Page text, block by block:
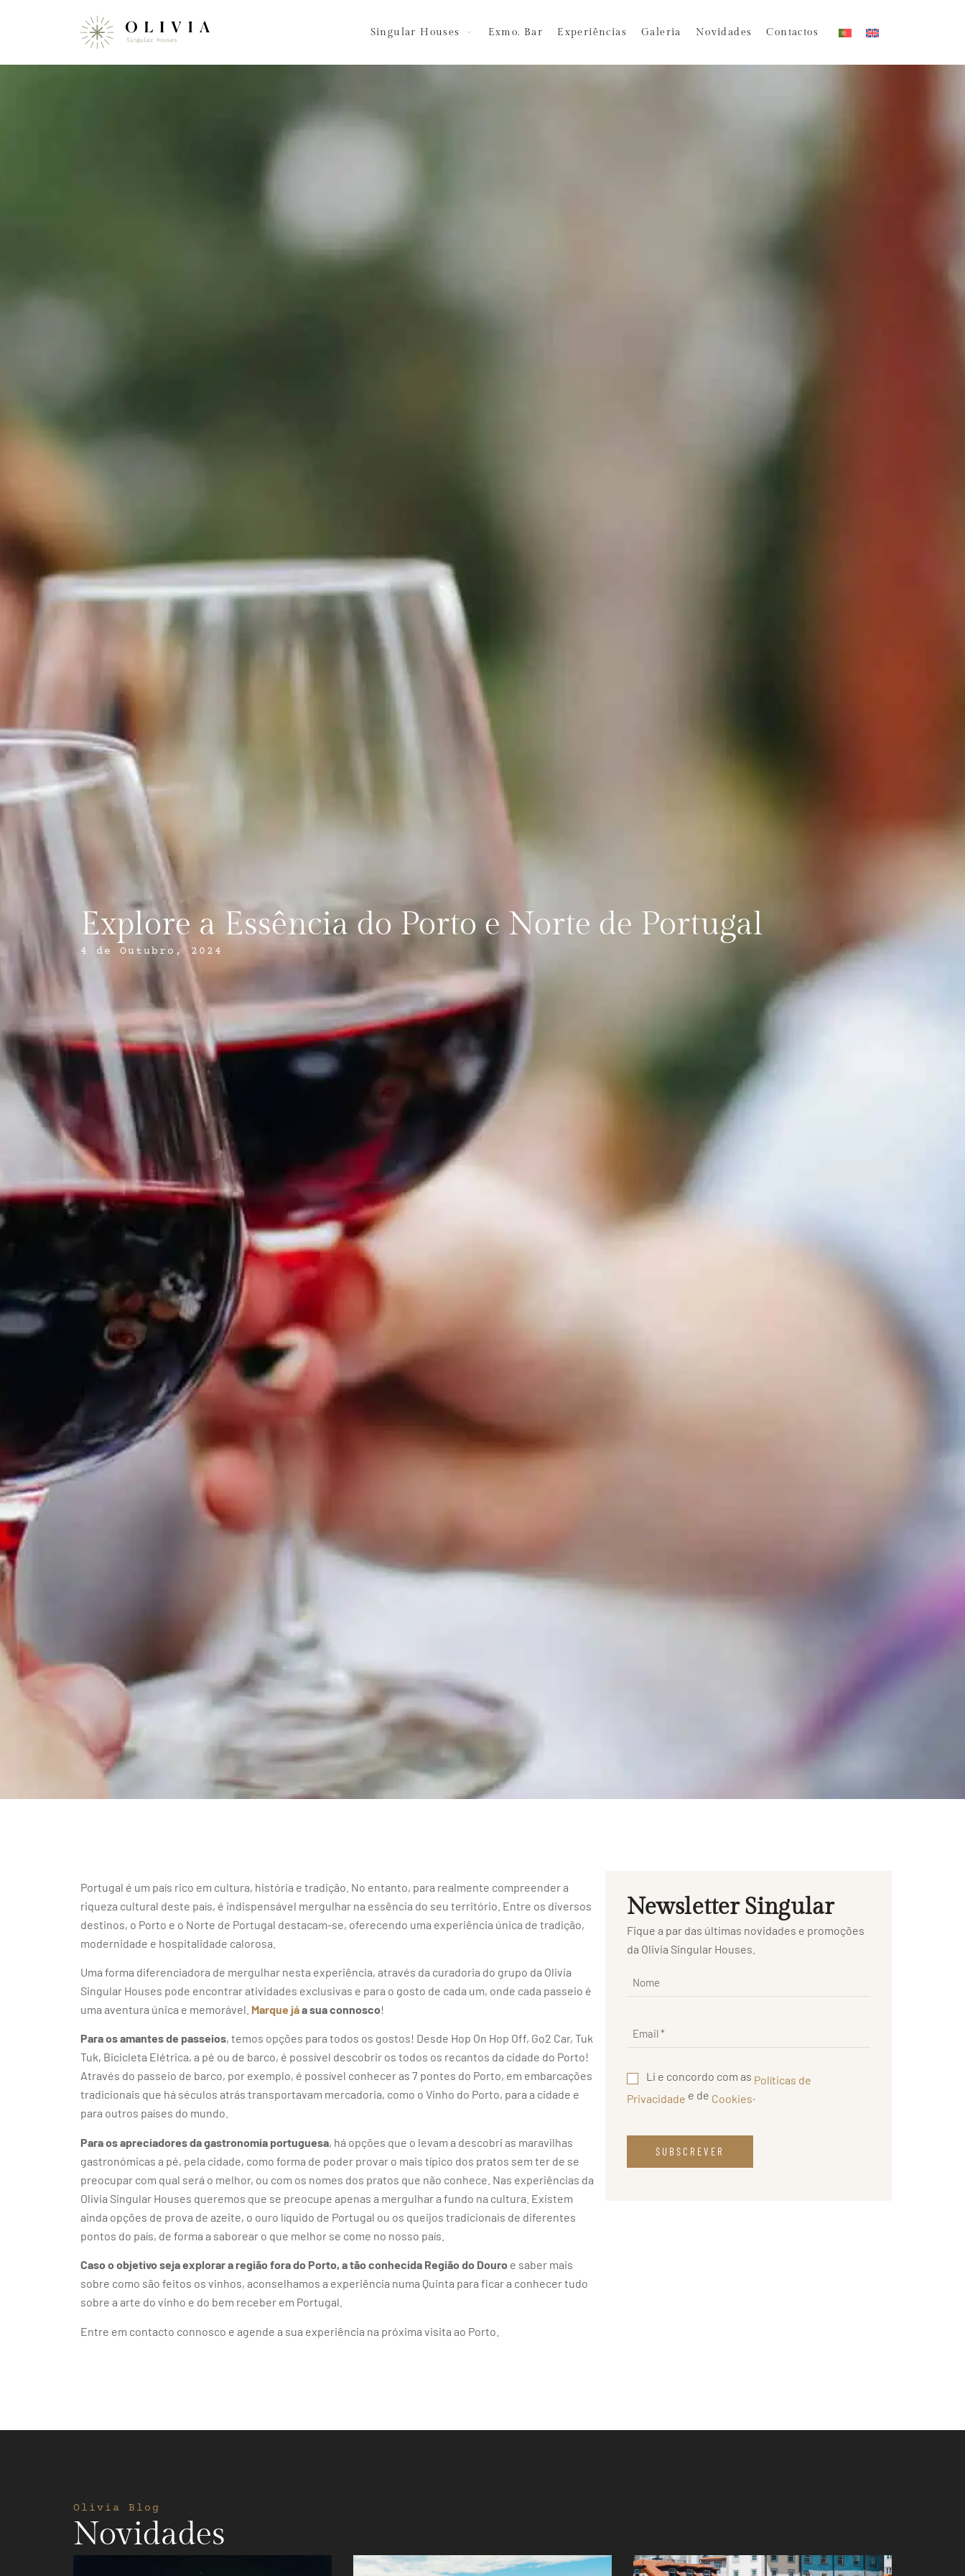
Singular Houses Exmo. Bar Experiências Galeria Novidades Contactos
Explore a Essência do Porto e Norte de Portugal
4 de Outubro, 2024
Portugal é um país rico em cultura, história e tradição. No entanto, para realmente compreender a
riqueza cultural deste país, é indispensável mergulhar na essência do seu território. Entre os diversos
destinos, o Porto e o Norte de Portugal destacam-se, oferecendo uma experiência única de tradição,
modernidade e hospitalidade calorosa.
Uma forma diferenciadora de mergulhar nesta experiência, através da curadoria do grupo da Olivia
Singular Houses pode encontrar atividades exclusivas e para o gosto de cada um, onde cada passeio é
uma aventura única e memorável. Marque jáa sua connosco!
Para os amantes de passeios, temos opções para todos os gostos! Desde Hop On Hop Off, Go2 Car, Tuk
Tuk, Bicicleta Elétrica, a pé ou de barco, é possível descobrir os todos os recantos da cidade do Porto!
Através do passeio de barco, por exemplo, é possível conhecer as 7 pontes do Porto, em embarcações
tradicionais que há séculos atrás transportavam mercadoria, como o Vinho do Porto, para a cidade e
para outros países do mundo.
Para os apreciadores da gastronomia portuguesa, há opções que o levam a descobri as maravilhas
gastronómicas a pé, pela cidade, como forma de poder provar o mais típico dos pratos sem ter de se
preocupar com qual será o melhor, ou com os nomes dos pratos que não conhece. Nas experiências da
Olivia Singular Houses queremos que se preocupe apenas a mergulhar a fundo na cultura. Existem
ainda opções de prova de azeite, o ouro líquido de Portugal ou os queijos tradicionais de diferentes
pontos do país, de forma a saborear o que melhor se come no nosso país.
Caso o objetivo seja explorar a região fora do Porto, a tão conhecida Região do Douro e saber mais
sobre como são feitos os vinhos, aconselhamos a experiência numa Quinta para ficar a conhecer tudo
sobre a arte do vinho e do bem receber em Portugal.
Entre em contacto connosco e agende a sua experiência na próxima visita ao Porto.
Newsletter Singular
Fique a par das últimas novidades e promoções
da Olivia Singular Houses.
Li e concordo com as Políticas de
Privacidade e de Cookies
Olivia Blog
Novidades